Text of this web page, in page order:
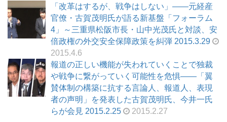
「改革はするが、戦争はしない」――元経産
官僚・古賀茂明氏が語る新基盤「フォーラム
4」～三重県松阪市長・山中光茂氏と対談、安
倍政権の外交安全保障政策を糾弾 2015.3.29
2015.4.6
報道の正しい機能が失われていくことで独裁
や戦争に繋がっていく可能性を危惧――「翼
賛体制の構築に抗する言論人、報道人、表現
者の声明」を発表した古賀茂明氏、今井一氏
らが会見 2015.2.25
2015.2.27